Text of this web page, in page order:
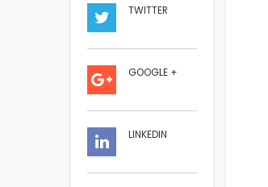
TWITTER
GOOGLE +
LINKEDIN